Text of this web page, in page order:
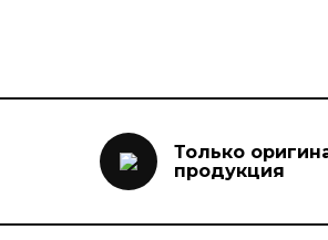
Только
продукция